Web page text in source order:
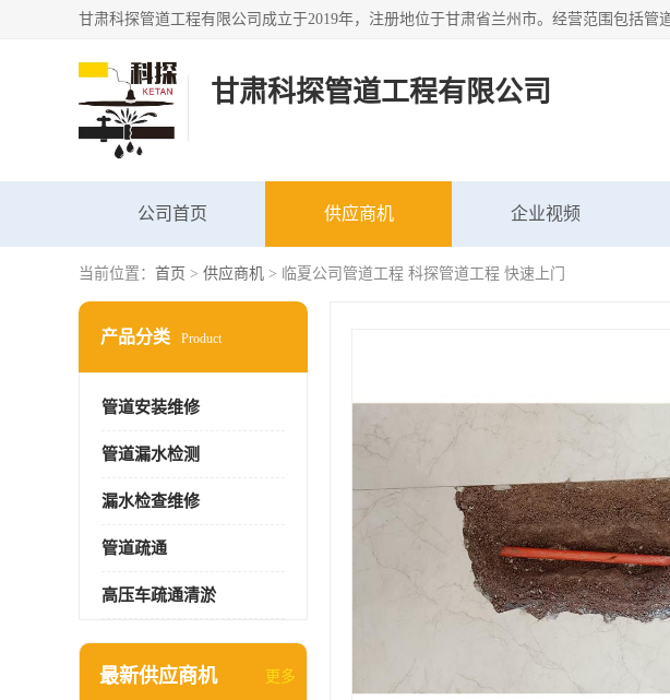
甘肃科探管道工程有限公司
公司首页 供应商机 企业视频
当前位置： 首页 > 供应商机 > 临夏公司管道工程 科探管道工程 快速上门
产品分类 Product
管道安装维修
管道漏水检测
漏水检查维修
管道疏通
高压车疏通清淤
最新供应商机 更多